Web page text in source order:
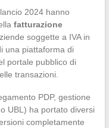
2024 hanno
fatturazione
soggette a IVA in
una piattaforma di
portale pubblico di
transazioni.
PDP, gestione
UBL) ha portato diversi
completamente